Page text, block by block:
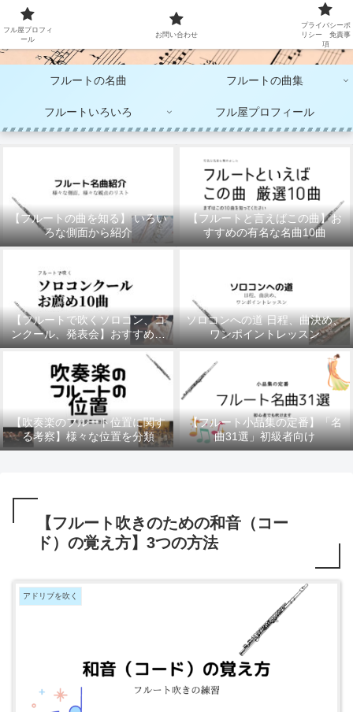
大人のフルート演奏
フルートの名曲 フルートの曲集
フルートいろいろ フル屋プロフィール
【フルートの曲を知る】 いろい
ろな側面から紹介
【フルートと言えばこの曲】お
すすめの有名な名曲10曲
【フルートで吹くソロコン、コ
ンクール、発表会】おすすめの
10曲
ソロコンへの道 日程、曲決め、
ワンポイントレッスン
【吹奏楽のフルート位置に関す
る考察】様々な位置を分類
【フルート小品集の定番】「名
曲31選」初級者向け
【フルート吹きのための和音（コー
ド）の覚え方】3つの方法
アドリブを吹く
フル屋プロフィ
ール
お問い合わせ
プライバシーポ
リシー 免責事
項